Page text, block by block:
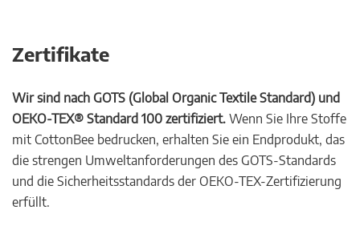
Zertifikate
Wir sind nach GOTS (Global Organic Textile Standard) und
OEKO-TEX® Standard 100 zertifiziert. Wenn Sie Ihre Stoffe
mit CottonBee bedrucken, erhalten Sie ein Endprodukt, das
die strengen Umweltanforderungen des GOTS-Standards
und die Sicherheitsstandards der OEKO-TEX-Zertifizierung
erfüllt.